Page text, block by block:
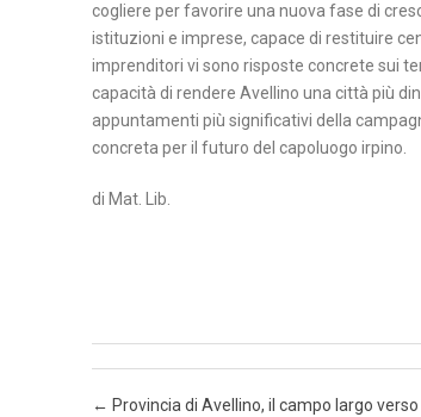
cogliere per favorire una nuova fase di
istituzioni e imprese, capace di restituire
imprenditori vi sono risposte concrete sui
capacità di rendere Avellino una città più
appuntamenti più significativi della
concreta per il futuro del capoluogo irpino.
di Mat. Lib.
Post navigation
← Provincia di Avellino, il campo largo